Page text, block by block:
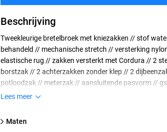
Beschrijving
Tweekleurige bretelbroek met kniezakken // stof
behandeld // mechanische stretch // versterking
elastische rug // zakken versterkt met Cordura // 2
borstzak // 2 achterzakken zonder klep // 2
potloodzak // meterzak // aansluitende pasvorm //
veiligheidszak met ritssluiting // ID-kaarthouder //
Lees meer
Maten